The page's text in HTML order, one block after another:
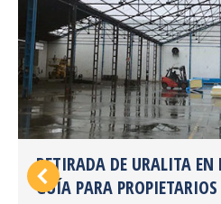
RETIRADA DE URALITA EN
GUÍA PARA PROPIETARIOS